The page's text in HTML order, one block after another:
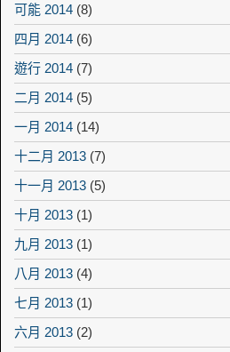
可能 2014 (8)
四月 2014 (6)
遊行 2014 (7)
二月 2014 (5)
一月 2014 (14)
十二月 2013 (7)
十一月 2013 (5)
十月 2013 (1)
九月 2013 (1)
八月 2013 (4)
七月 2013 (1)
六月 2013 (2)